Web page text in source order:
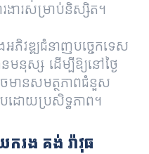
ងារសម្រាប់និស្សិត។
ភិវឌ្ឍជំនាញបច្ចេកទេស
នុស្ស ដើម្បីឱ្យនៅថ្ងៃ
ចមានសមត្ថភាពជំនួស
ដោយប្រសិទ្ធភាព។
រង គង់ រ៉ាវុធ